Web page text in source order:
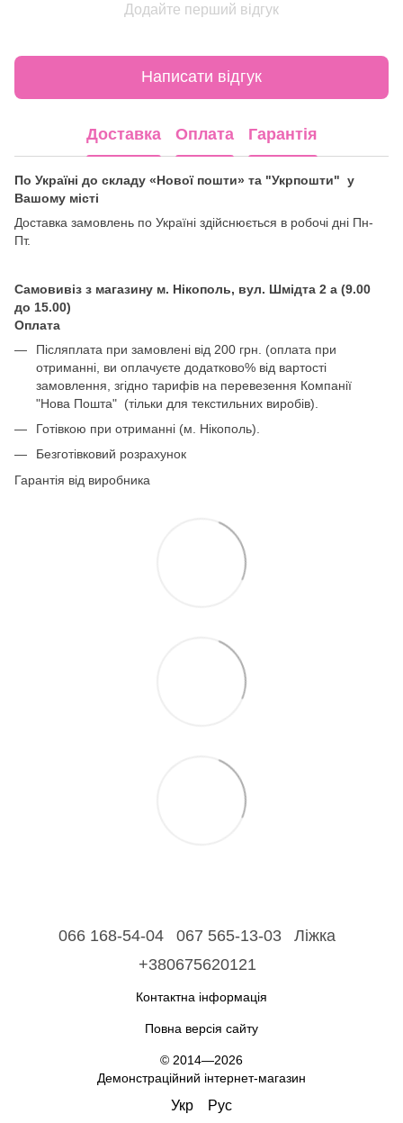
Додайте перший відгук
Написати відгук
Доставка Оплата Гарантія
По Україні до складу «Нової пошти» та "Укрпошти" у
Вашому місті
Доставка замовлень по Україні здійснюється в робочі дні Пн-
Пт.
Самовивіз з магазину м. Нікополь, вул. Шмідта 2 а (9.00
до 15.00)
Оплата
Післяплата при замовлені від 200 грн. (оплата при
отриманні, ви оплачуєте додатково% від вартості
замовлення, згідно тарифів на перевезення Компанії
"Нова Пошта" (тільки для текстильних виробів).
Готівкою при отриманні (м. Нікополь).
Безготівковий розрахунок
Гарантія від виробника
066 168-54-04 067 565-13-03
Ліжка
+380675620121
Контактна інформація
Повна версія сайту
© 2014—2026
Демонстраційний інтернет-магазин
Укр Рус